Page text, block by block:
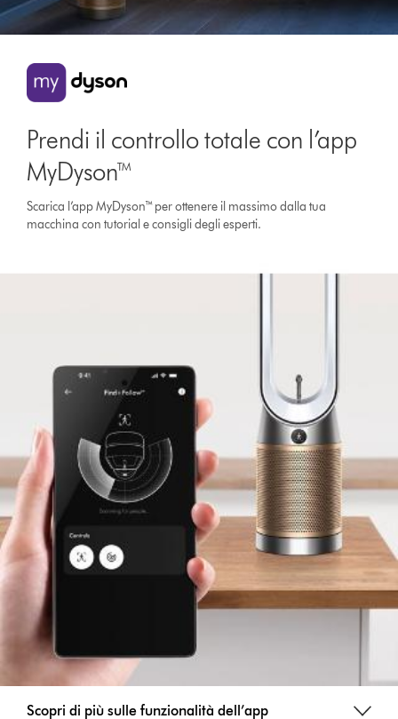
Prendi il controllo totale con l’app
MyDyson™
Scarica l’app MyDyson™ per ottenere il massimo dalla tua
macchina con tutorial e consigli degli esperti.
Scopri di più sulle funzionalità dell’app